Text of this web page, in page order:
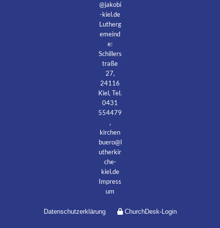
@jakobi
-kiel.de
Lutherg
emeind
e:
Schillers
traße
27,
24116
Kiel, Tel.
0431
554479
,
kirchen
buero@l
utherkir
che-
kiel.de
Impress
um
Datenschutzerklärung ChurchDesk-Login